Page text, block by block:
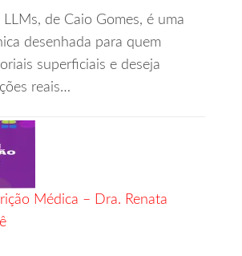
de Caio Gomes, é uma
desenhada para quem
superficiais e deseja
reais…
Médica – Dra. Renata